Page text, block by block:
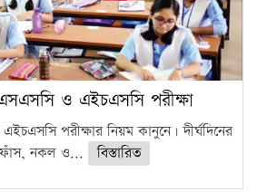
ও এইচএসসি পরীক্ষা
পরীক্ষার নিয়ম কানুনে। দীর্ঘদিনের
ফাঁস, নকল ও...
বিস্তারিত